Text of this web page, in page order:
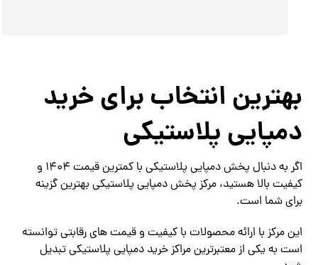
بهترین انتخاب برای خرید
دمپایی پلاستیکی
اگر به دنبال پخش دمپایی پلاستیکی با کمترین قیمت 1404 و
کیفیت بالا هستید، مرکز پخش دمپایی پلاستیکی بهترین گزینه
برای شما است.
این مرکز با ارائه محصولات با کیفیت و قیمت های رقابتی توانسته
است به یکی از معتبرترین مراکز خرید دمپایی پلاستیکی تبدیل